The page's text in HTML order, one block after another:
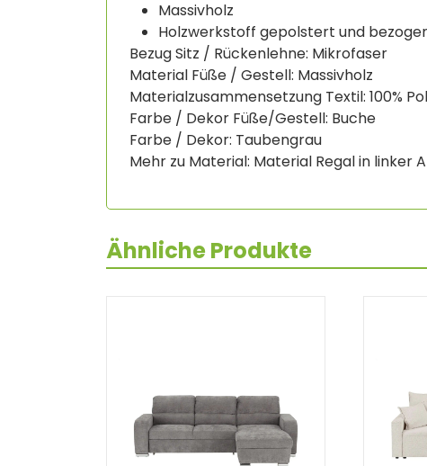
Massivholz
Holzwerkstoff gepolstert und
Bezug Sitz / Rückenlehne: Mikrofaser
Material Füße / Gestell: Massivholz
Materialzusammensetzung Textil: 100%
Farbe / Dekor Füße/Gestell: Buche
Farbe / Dekor: Taubengrau
Mehr zu Material: Material Regal in linker
Ähnliche Produkte